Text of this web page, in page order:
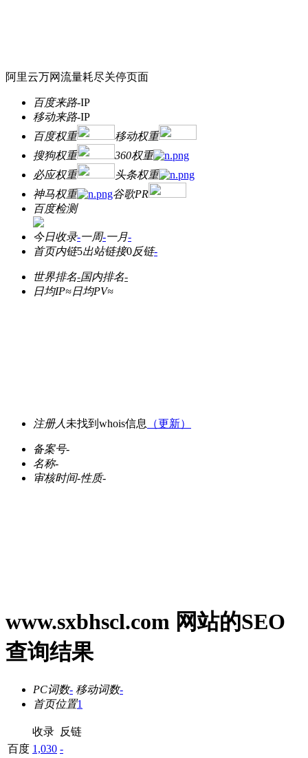
阿里云万网流量耗尽关停页面
百度来路-IP
移动来路-IP
百度权重
移动权重
搜狗权重
360权重
必应权重
头条权重
神马权重
谷歌PR
百度检测
今日收录-一周-一月-
首页内链5出站链接0反链-
世界排名-国内排名-
日均IP≈日均PV≈
注册人 未找到whois信息 （更新）
备案号-
名称-
审核时间-性质-
www.sxbhscl.com 网站的SEO
查询结果
PC词数- 移动词数-
首页位置1
收录 反链
百度 1,030 -